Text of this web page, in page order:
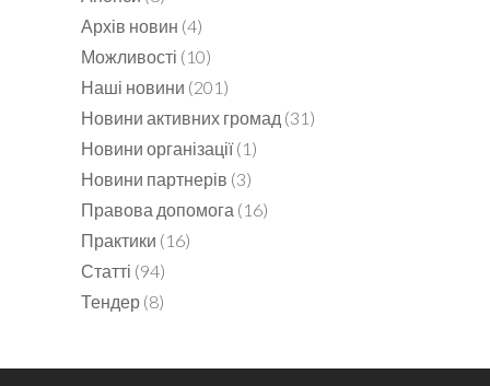
Архів новин (4)
Можливості (10)
Наші новини (201)
Новини активних громад (31)
Новини організації(1)
Новини партнерів (3)
Правова допомога (16)
Практики (16)
Статті (94)
Тендер (8)